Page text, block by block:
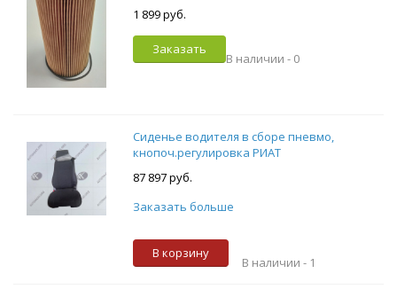
1 899 руб.
Заказать
В наличии - 0
Сиденье водителя в сборе пневмо,
кнопоч.регулировка РИАТ
87 897 руб.
Заказать больше
В корзину
В наличии - 1